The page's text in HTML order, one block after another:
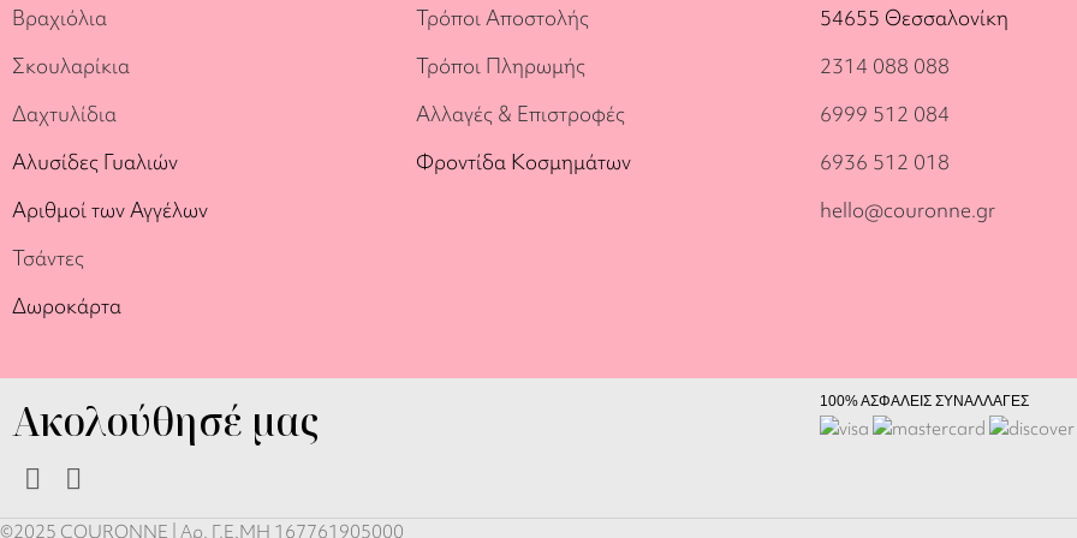
Βραχιόλια
Σκουλαρίκια
Δαχτυλίδια
Αλυσίδες Γυαλιών
Αριθμοί των Αγγέλων
Τσάντες
Δωροκάρτα
Τρόποι Αποστολής
Τρόποι Πληρωμής
Αλλαγές & Επιστροφές
Φροντίδα Κοσμημάτων
54655 Θεσσαλονίκη
2314 088 088
6999 512 084
6936 512 018
hello@couronne.gr
Ακολούθησέ μας 100% ΑΣΦΑΛΕΙΣ ΣΥΝΑΛΛΑΓΕΣ
©2025 COURONNE | Αρ. Γ.Ε.ΜΗ 167761905000